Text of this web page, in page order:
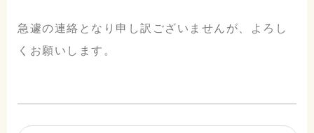
急遽の連絡となり申し訳ございませんが、よろし
くお願いします。